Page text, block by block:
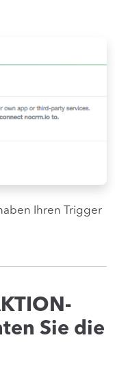
Ihren Trigger
Sie die